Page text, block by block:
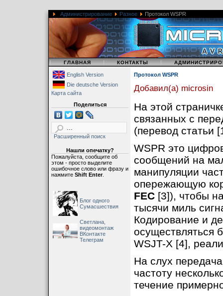
Администрирование Разное Протокол WSPR
| ГЛАВНАЯ | КОНТАКТЫ |
English Version
Die deutsche Version
Карта сайта
Поделиться
Расширенный поиск
Нашли опечатку?
Пожалуйста, сообщите об
этом - просто выделите
ошибочное слово или фразу и
нажмите Shift Enter.
Блог одного
Сумасшествия
Светлана,
видеомонтаж
ВКонтакте
Телеграм
Протокол WSPR
Добавил(а) microsin
На этой
связанных с
(перевод статьи
WSPR это
сообщений на
манипуляции
опережающую
FEC [3]), чтобы
тысячи миль
Кодирование и
осуществляться
WSJT-X [4],
На слух
частоту
течение